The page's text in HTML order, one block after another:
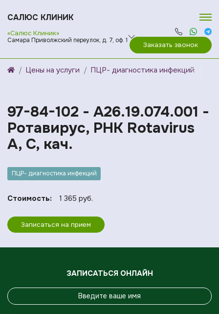
САЛЮС КЛИНИК
«Салюс Клиник»
Самара Приволжский переулок, д. 7, оф. 1
Заказать звонок
Цены на услуги ПЦР- диагностика инфекций
97-84-102 - A26.19.074.001 -
Ротавирус, РНК Rotavirus
A, C, кач.
ПЦР- диагностика инфекций
Стоимость: 1 365 руб.
Записаться на прием
ЗАПИСАТЬСЯ ОНЛАЙН